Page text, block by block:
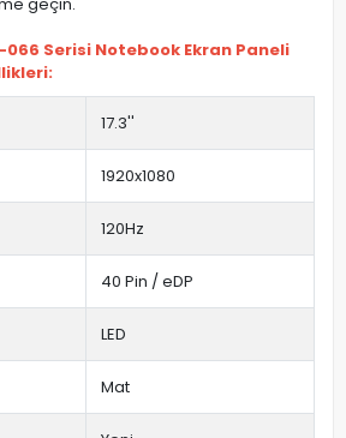
066 Serisi Notebook Ekran Paneli
17.3''
1920x1080
120Hz
40 Pin / eDP
LED
Mat